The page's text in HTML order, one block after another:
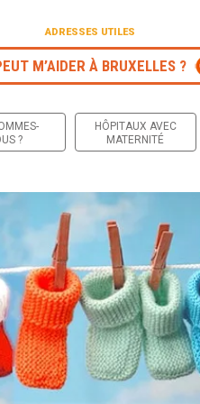
ADRESSES UTILES
M’AIDER À BRUXELLES ?
?
HÔPITAUX AVEC
MATERNITÉ